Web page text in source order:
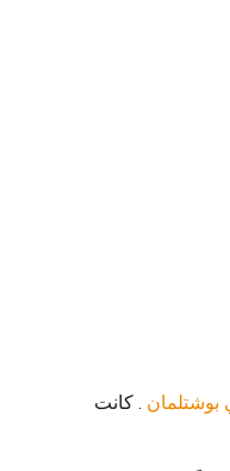
بوشتلمان . كانت